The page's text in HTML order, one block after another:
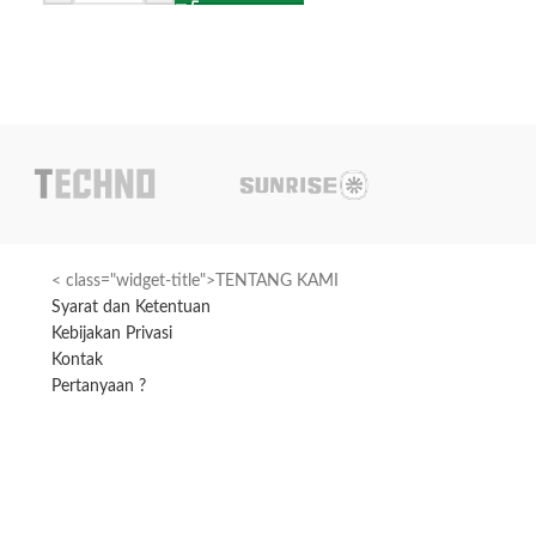
< class="widget-title">TENTANG KAMI
Syarat dan Ketentuan
Kebijakan Privasi
Kontak
Pertanyaan ?